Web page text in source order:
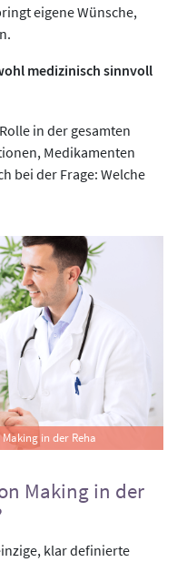
eigene Wünsche,
medizinisch sinnvoll
in der gesamten
Medikamenten
bei der Frage: Welche
in der Reha
Making in der
klar definierte